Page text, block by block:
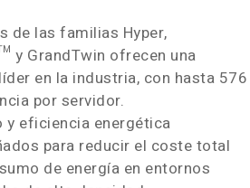
de las familias Hyper,
y GrandTwin ofrecen una
en la industria, con hasta 576
por servidor.
y eficiencia energética
para reducir el coste total
de energía en entornos